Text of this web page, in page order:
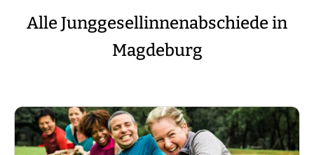
Alle Junggesellinnenabschiede in
Magdeburg